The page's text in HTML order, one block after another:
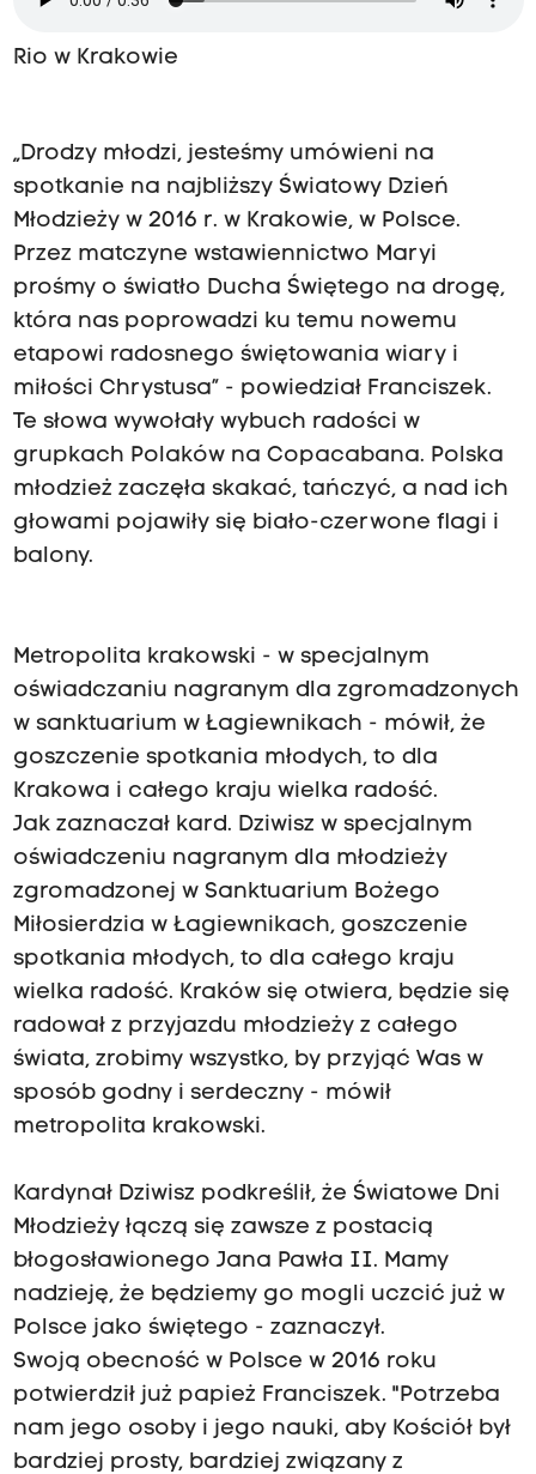
Rio w Krakowie
„Drodzy młodzi, jesteśmy umówieni na
spotkanie na najbliższy Światowy Dzień
Młodzieży w 2016 r. w Krakowie, w Polsce.
Przez matczyne wstawiennictwo Maryi
prośmy o światło Ducha Świętego na drogę,
która nas poprowadzi ku temu nowemu
etapowi radosnego świętowania wiary i
miłości Chrystusa” - powiedział Franciszek.
Te słowa wywołały wybuch radości w
grupkach Polaków na Copacabana. Polska
młodzież zaczęła skakać, tańczyć, a nad ich
głowami pojawiły się biało-czerwone flagi i
balony.
Metropolita krakowski - w specjalnym
oświadczaniu nagranym dla zgromadzonych
w sanktuarium w Łagiewnikach - mówił, że
goszczenie spotkania młodych, to dla
Krakowa i całego kraju wielka radość.
Jak zaznaczał kard. Dziwisz w specjalnym
oświadczeniu nagranym dla młodzieży
zgromadzonej w Sanktuarium Bożego
Miłosierdzia w Łagiewnikach, goszczenie
spotkania młodych, to dla całego kraju
wielka radość. Kraków się otwiera, będzie się
radował z przyjazdu młodzieży z całego
świata, zrobimy wszystko, by przyjąć Was w
sposób godny i serdeczny - mówił
metropolita krakowski.
Kardynał Dziwisz podkreślił, że Światowe Dni
Młodzieży łączą się zawsze z postacią
błogosławionego Jana Pawła II. Mamy
nadzieję, że będziemy go mogli uczcić już w
Polsce jako świętego - zaznaczył.
Swoją obecność w Polsce w 2016 roku
potwierdził już papież Franciszek. "Potrzeba
nam jego osoby i jego nauki, aby Kościół był
bardziej prosty, bardziej związany z